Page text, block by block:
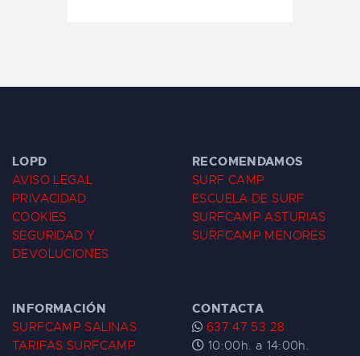
LOPD
AVISO LEGAL
PRIVACIDAD
COOKIES
SEGURIDAD Y
DEVOLUCIONES
RECOMENDAMOS
SURF CAMP
ESCUELA DE SURF
SURFCAMP ASTURIAS
SURFCAMP MENORES
INFORMACIÓN
SURFCAMP SALINAS
TARIFAS SURFCAMP
CONTACTA
637 47 53 28
10:00h. a 14:00h.